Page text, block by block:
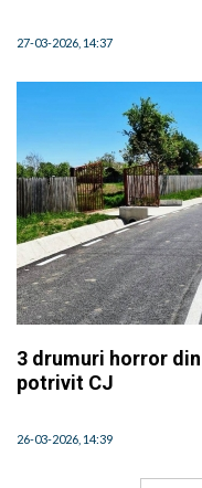
27-03-2026, 14:37
3 drumuri horror
potrivit CJ
26-03-2026, 14:39